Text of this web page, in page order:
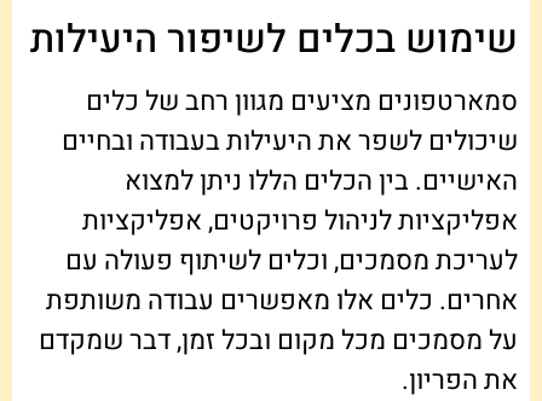
שימוש בכלים לשיפור היעילות
סמארטפונים מציעים מגוון רחב של כלים
שיכולים לשפר את היעילות בעבודה ובחיים
האישיים. בין הכלים הללו ניתן למצוא
אפליקציות לניהול פרויקטים, אפליקציות
לעריכת מסמכים, וכלים לשיתוף פעולה עם
אחרים. כלים אלו מאפשרים עבודה משותפת
על מסמכים מכל מקום ובכל זמן, דבר שמקדם
את הפריון.